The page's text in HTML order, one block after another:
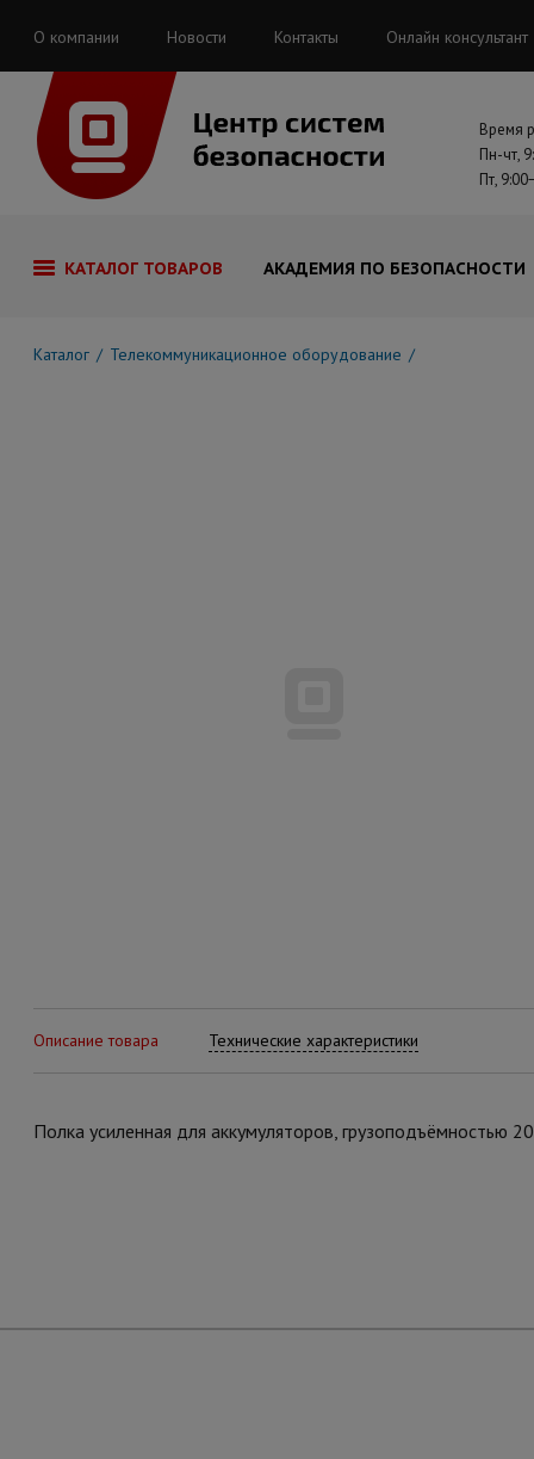
О компании Новости Контакты Онлайн консультант
Время
Пн-чт,
Пт,
КАТАЛОГ ТОВАРОВ АКАДЕМИЯ ПО БЕЗОПАСНОСТИ
Каталог Телекоммуникационное оборудование
Описание товара Технические характеристики
Полка усиленная для аккумуляторов, грузоподъёмностью